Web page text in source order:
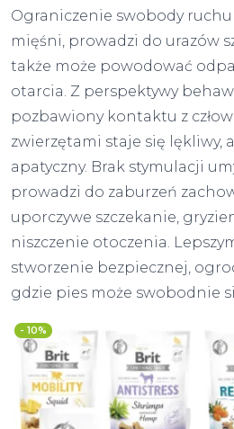
Ograniczenie swobody ruchu
mięśni, prowadzi do urazów
także może powodować
otarcia. Z perspektywy
pozbawiony kontaktu z
zwierzętami staje się lękliwy,
apatyczny. Brak stymulacji
prowadzi do zaburzeń
uporczywe szczekanie,
niszczenie otoczenia.
stworzenie bezpiecznej,
gdzie pies może swobodnie
- 10%